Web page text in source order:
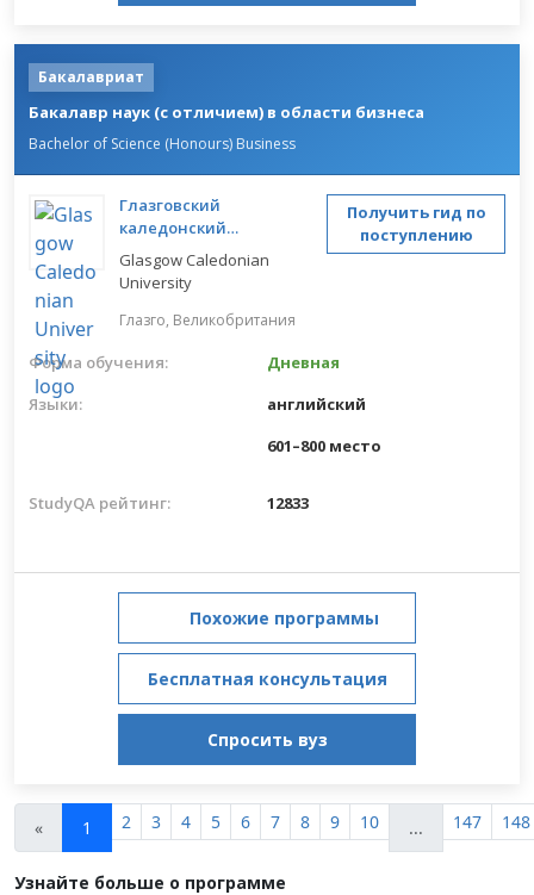
Бакалавриат
Бакалавр наук (с отличием) в области бизнеса
Bachelor of Science (Honours) Business
Глазговский
каледонский
университет
Glasgow Caledonian
University
Глазго, Великобритания
Получить гид по
поступлению
Форма обучения:
Дневная
Языки:
английский
601–800 место
StudyQA рейтинг: 12833
Похожие программы
Бесплатная консультация
Спросить вуз
« 1 2 3 4 5 6 7 8 9 10 ... 147 148
Узнайте больше о программе